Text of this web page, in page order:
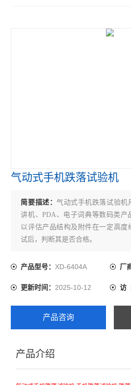
气动式手机跌落试验机
简要描述：气动式手机跌落试验机
讲机、PDA、电子词典等数码类产
以评估产品结构及附件在一定高度
试后，判断其是否合格。
产品型号：XD-6404A 厂
更新时间：2025-10-12 访
产品咨询
产品介绍